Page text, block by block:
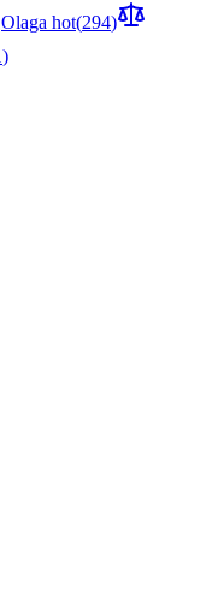
Olaga hot(294)
)